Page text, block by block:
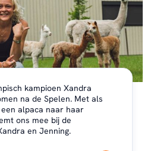
kampioen Xandra
na de Spelen. Met als
alpaca naar haar
ons mee bij de
en Jenning.